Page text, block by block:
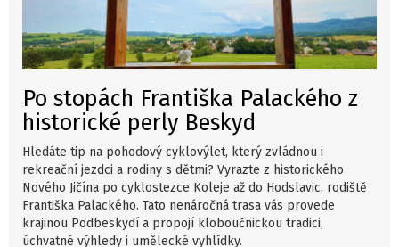
Po stopách Františka Palackého z
historické perly Beskyd
Hledáte tip na pohodový cyklovýlet, který zvládnou i
rekreační jezdci a rodiny s dětmi? Vyrazte z historického
Nového Jičína po cyklostezce Koleje až do Hodslavic, rodiště
Františka Palackého. Tato nenáročná trasa vás provede
krajinou Podbeskydí a propojí kloboučnickou tradici,
úchvatné výhledy i umělecké vyhlídky.